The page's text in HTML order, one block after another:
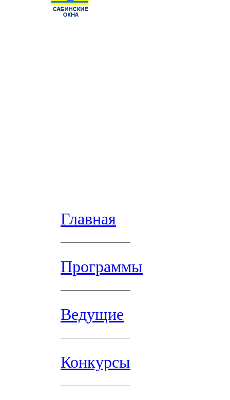
Главная
Программы
Ведущие
Конкурсы